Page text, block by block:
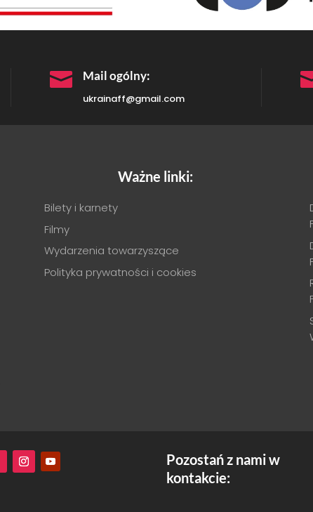
 Mail ogólny:
ukrainaff@gmail.com
Ważne linki:
Bilety i karnety
Filmy
Wydarzenia towarzyszące
Polityka prywatności i cookies
Pozostań z nami w
kontakcie: